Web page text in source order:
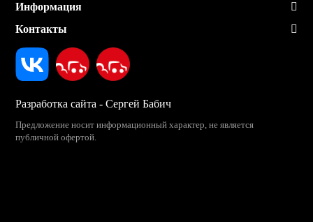
Информация
Контакты
Разработка сайта - Сергей Бабич
Предложение носит информационный характер, не является
публичной офертой.